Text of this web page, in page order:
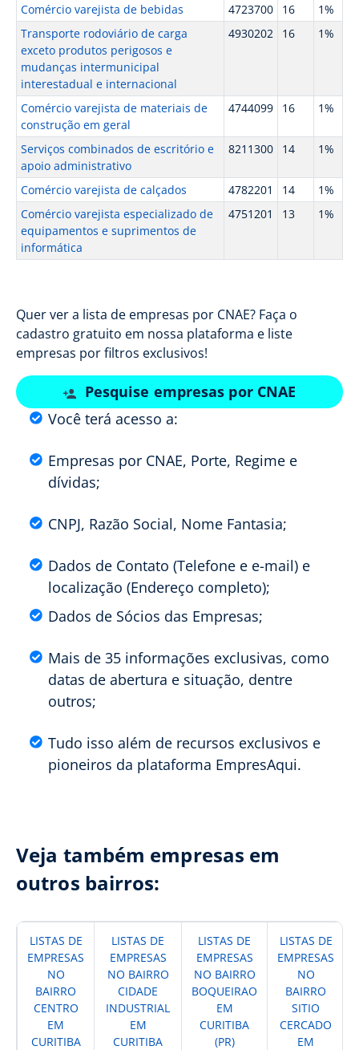
Comércio varejista de bebidas 4723700 16
1%
Transporte rodoviário de carga
exceto produtos perigosos e
mudanças intermunicipal
interestadual e internacional
4930202 16 1%
Comércio varejista de materiais de
construção em geral
4744099 16 1%
Serviços combinados de escritório e
apoio administrativo
8211300 14 1%
Comércio varejista de calçados 4782201 14
1%
Comércio varejista especializado de
equipamentos e suprimentos de
informática
4751201 13 1%
Quer ver a lista de empresas por CNAE? Faça o
cadastro gratuito em nossa plataforma e liste
empresas por filtros exclusivos!
Pesquise empresas por CNAE
Você terá acesso a:
Empresas por CNAE, Porte, Regime e
dívidas;
CNPJ, Razão Social, Nome Fantasia;
Dados de Contato (Telefone e e-mail) e
localização (Endereço completo);
Dados de Sócios das Empresas;
Mais de 35 informações exclusivas, como
datas de abertura e situação, dentre
outros;
Tudo isso além de recursos exclusivos e
pioneiros da plataforma EmpresAqui.
Veja também empresas em
outros bairros:
LISTAS DE
EMPRESAS
NO
BAIRRO
CENTRO
EM
CURITIBA
LISTAS DE
EMPRESAS
NO BAIRRO
CIDADE
INDUSTRIAL
EM
CURITIBA
LISTAS DE
EMPRESAS
NO BAIRRO
BOQUEIRAO
EM
CURITIBA
(PR)
LISTAS DE
EMPRESAS
NO
BAIRRO
SITIO
CERCADO
EM